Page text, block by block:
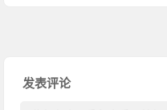
发表评论